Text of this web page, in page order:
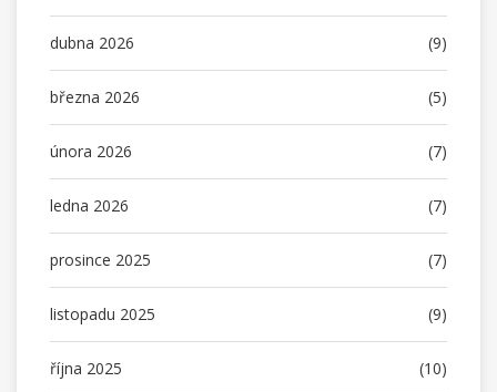
dubna 2026 (9)
března 2026 (5)
února 2026 (7)
ledna 2026 (7)
prosince 2025 (7)
listopadu 2025 (9)
října 2025 (10)